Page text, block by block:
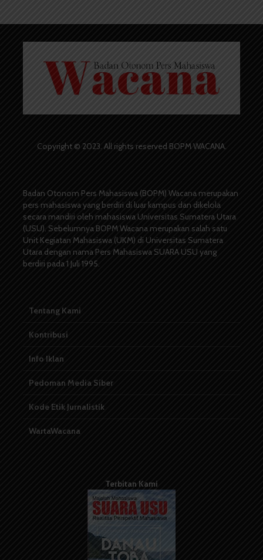
Copyright © 2023. All rights reserved BOPM WACANA.
Badan Otonom Pers Mahasiswa (BOPM) Wacana merupakan
pers mahasiswa yang berdiri di luar kampus dan dikelola
secara mandiri oleh mahasiswa Universitas Sumatera Utara
(USU). Sebelumnya BOPM Wacana merupakan salah satu
Unit Kegiatan Mahasiswa (UKM) di Universitas Sumatera
Utara dengan nama Pers Mahasiswa SUARA USU yang
berdiri pada 1 Juli 1995.
Tentang Kami
Kontribusi
Info Iklan
Pedoman Media Siber
Kode Etik Jurnalistik
WartaWacana
Terbitan Kami